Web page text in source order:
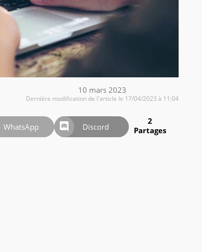
10 mars 2023
Dernière modification de l'article le 17/04/2023 à 11:04
WhatsApp Discord
2
Partages